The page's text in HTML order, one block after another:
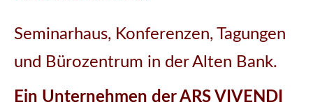
Seminarhaus, Konferenzen, Tagungen
und Bürozentrum in der Alten Bank.
Ein Unternehmen der ARS VIVENDI